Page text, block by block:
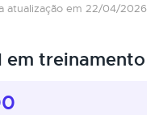
atualização em 22/04/2026
em treinamento